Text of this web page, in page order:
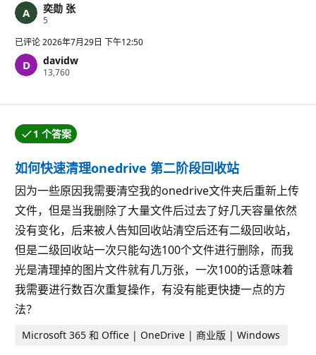
奕勋 张
5
分
已评论2026年7月29日 下午12:50
davidw
13,760信
1 个答案
提问者接受了其中一个答案。
如何快速清理onedrive 第二阶段回收站
因为一些原因我需要清空我的onedrive文件夹后重新上传
文件，但是当我删除了大量文件后过去了好几天容量依然
没有变化，后来被人告知回收站清空后还有二级回收站，
但是二级回收站一次只能勾选100个文件进行删除，而我
光是清理掉的图片文件就有几万张，一次100的话意味着
我需要进行数百次重复操作，有没有能更快捷一点的方
法？
Microsoft 365 和 Office | OneDrive | 商业版 | Windows